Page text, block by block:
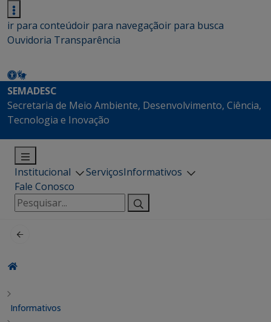
ir para conteúdoir para navegaçãoir para busca
Ouvidoria Transparência
SEMADESC
Secretaria de Meio Ambiente, Desenvolvimento, Ciência,
Tecnologia e Inovação
Institucional ServiçosInformativos
Fale Conosco
Pesquisar
por:
Informativos